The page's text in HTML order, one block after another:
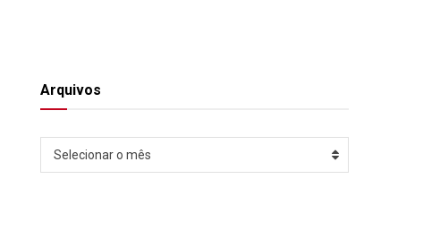
Arquivos
Arquivos
Selecionar o mês